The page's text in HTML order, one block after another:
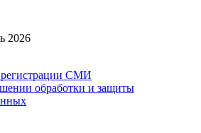
2026
регистрации СМИ
обработки и защиты